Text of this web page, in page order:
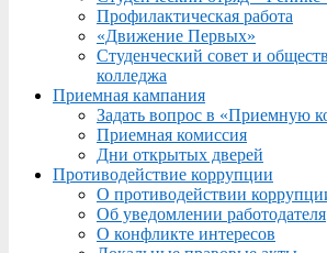
Профилактическая работа
«Движение Первых»
Студенческий совет и
колледжа
Приемная кампания
Задать вопрос в «Приемную
Приемная комиссия
Дни открытых дверей
Противодействие коррупции
О противодействии
Об уведомлении работодателя
О конфликте интересов